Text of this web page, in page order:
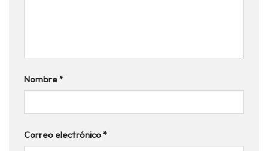
Nombre*
Correo electrónico*